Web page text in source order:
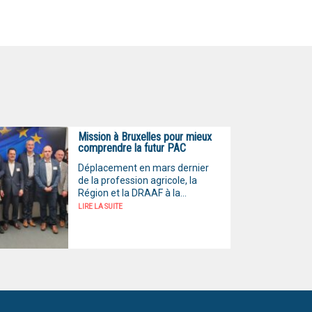
Mission à Bruxelles pour mieux
comprendre la futur PAC
Déplacement en mars dernier
de la profession agricole, la
Région et la DRAAF à la...
LIRE LA SUITE